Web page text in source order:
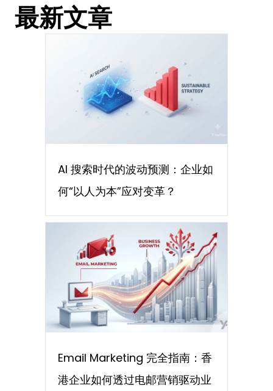
最新文章
AI 搜索时代的波动预测：企业如
何“以人为本”应对变革？
Email Marketing 完全指南：香
港企业如何透过电邮营销驱动业